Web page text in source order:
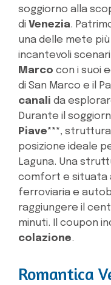
soggiorno alla
di Venezia.
una delle mete
incantevoli
Marco con i suoi
di San Marco e il
canali da
Durante il
Piave***,
posizione ideale
Laguna. Una
comfort e situata
ferroviaria e
raggiungere il
minuti. Il coupon
colazione.
Romantica